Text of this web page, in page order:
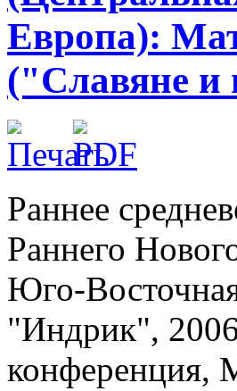
Европа):
("Славяне и
Раннее
Раннего
Юго-
"Индрик",
конференция,